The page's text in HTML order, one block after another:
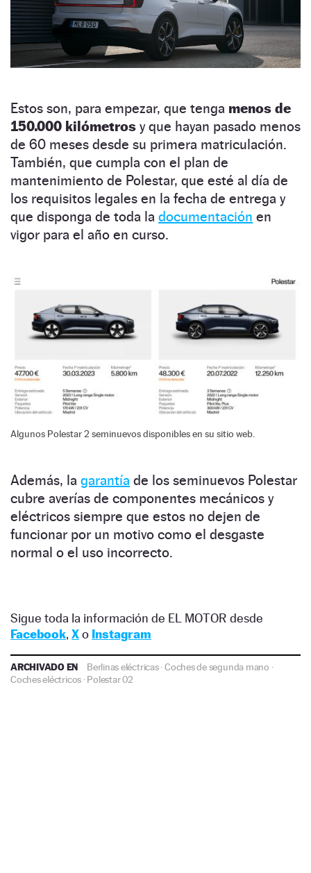
Estos son, para empezar, que tenga menos de
150.000 kilómetros y que hayan pasado menos
de 60 meses desde su primera matriculación.
También, que cumpla con el plan de
mantenimiento de Polestar, que esté al día de
los requisitos legales en la fecha de entrega y
que disponga de toda la documentación en
vigor para el año en curso.
Algunos Polestar 2 seminuevos disponibles en su sitio web.
Además, la garantía de los seminuevos Polestar
cubre averías de componentes mecánicos y
eléctricos siempre que estos no dejen de
funcionar por un motivo como el desgaste
normal o el uso incorrecto.
Sigue toda la información de EL MOTOR desde
Facebook, Xo Instagram
ARCHIVADO EN Berlinas eléctricas·Coches de segunda mano ·
Coches eléctricos ·Polestar 02